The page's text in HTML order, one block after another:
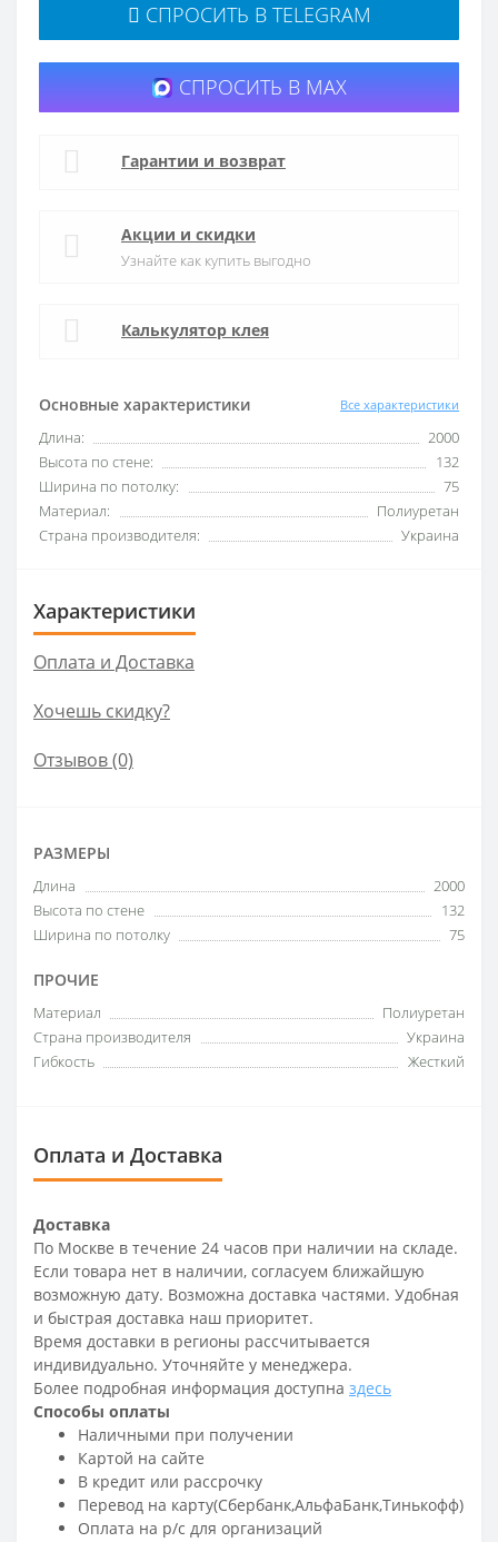
Основные характеристики Все характеристики
Длина:
2000
Высота по стене:
132
Ширина по потолку:
75
Материал:
Полиуретан
Страна производителя:
Украина
СПРОСИТЬ В TELEGRAM
СПРОСИТЬ В MAX
Гарантии и возврат
Акции и скидки
Узнайте как купить выгодно
Калькулятор клея
Характеристики
Оплата и Доставка
Хочешь скидку?
Отзывов (0)
РАЗМЕРЫ
Длина
2000
Высота по стене
132
Ширина по потолку
75
ПРОЧИЕ
Материал
Полиуретан
Страна производителя
Украина
Гибкость
Жесткий
Оплата и Доставка
Доставка
По Москве в течение 24 часов при наличии на складе.
Если товара нет в наличии, согласуем ближайшую
возможную дату. Возможна доставка частями. Удобная
и быстрая доставка наш приоритет.
Время доставки в регионы рассчитывается
индивидуально. Уточняйте у менеджера.
Более подробная информация доступна здесь
Способы оплаты
Наличными при получении
Картой на сайте
В кредит или рассрочку
Перевод на карту(Сбербанк,АльфаБанк,Тинькофф)
Оплата на р/c для организаций